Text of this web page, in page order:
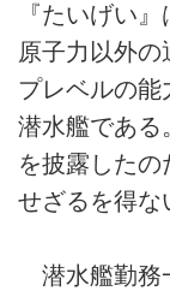
『たいげい
原子力以外の
プレベルの能
潜水艦である
を披露したの
せざるを得な
潜水艦勤務